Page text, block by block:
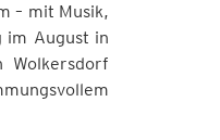
– mit Musik,
im August in
Wolkersdorf